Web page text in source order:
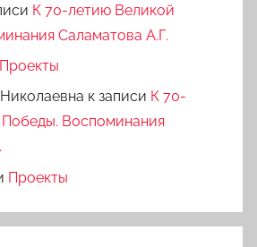
К 70-летию Великой
Саламатова А.Г.
Проекты
к записи К 70-
Воспоминания
Проекты